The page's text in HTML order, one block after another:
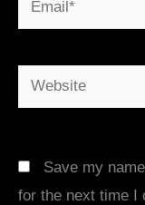
Website
Save my
for the next time I